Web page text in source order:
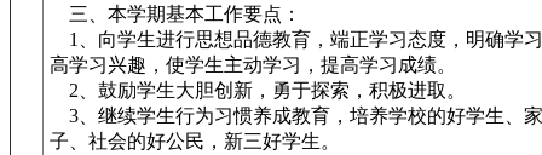
三、本学期基本工作要点：
1、向学生进行思想品德教育，端正学习态度，明确学
高学习兴趣，使学生主动学习，提高学习成绩。
2、鼓励学生大胆创新，勇于探索，积极进取。
3、继续学生行为习惯养成教育，培养学校的好学生、
子、社会的好公民，新三好学生。